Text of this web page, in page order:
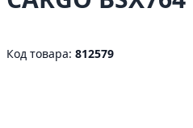
Код товара: 812579